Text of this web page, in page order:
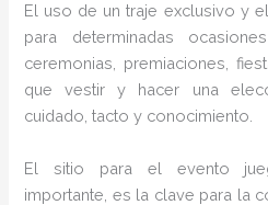
El uso de un traje exclusivo y
para determinadas
ceremonias, premiaciones,
que vestir y hacer una
cuidado, tacto y conocimiento.
El sitio para el evento
importante, es la clave para la